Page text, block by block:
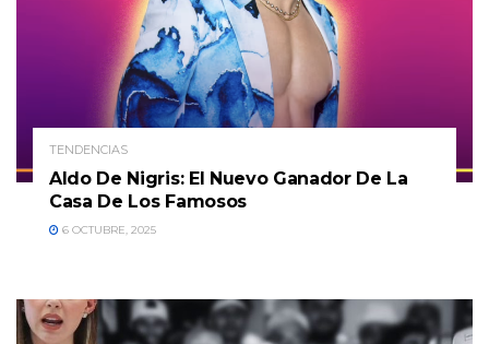
TENDENCIAS
Aldo De Nigris: El Nuevo Ganador De La
Casa De Los Famosos
6 OCTUBRE, 2025